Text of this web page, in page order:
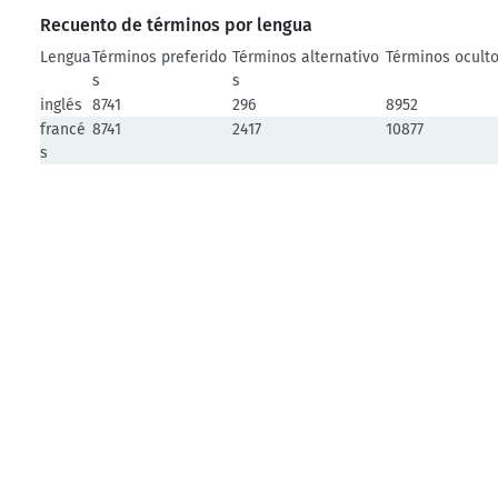
Recuento de términos por lengua
LenguaTérminos preferido
s
Términos alternativo
s
Términos
inglés 8741 296
8952
francé
s
8741 2417 10877